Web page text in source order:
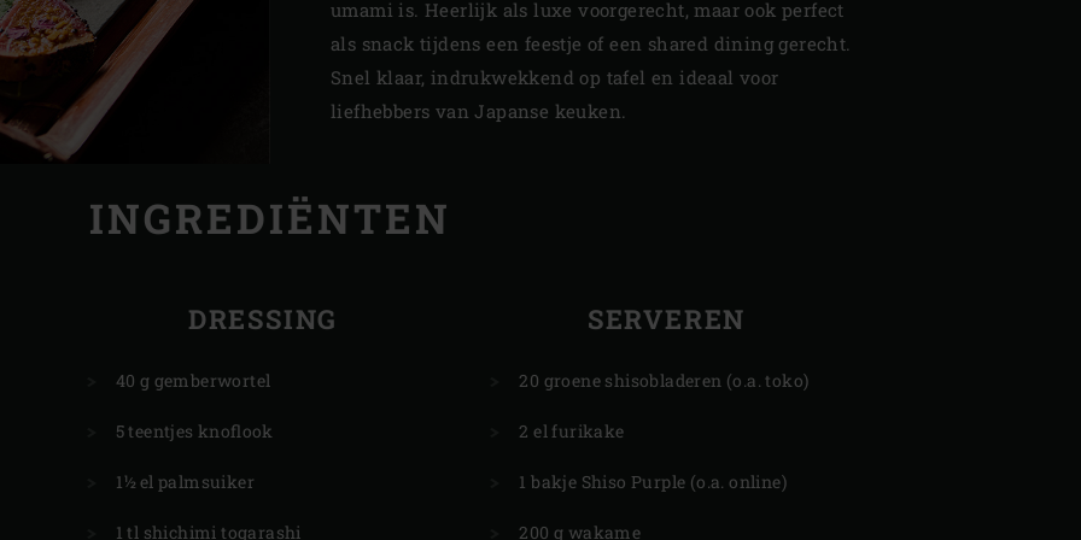
umami is. Heerlijk als luxe voorgerecht, maar ook perfect
als snack tijdens een feestje of een shared dining gerecht.
Snel klaar, indrukwekkend op tafel en ideaal voor
liefhebbers van Japanse keuken.
INGREDIËNTEN
DRESSING
40 g gemberwortel
5 teentjes knoflook
1½ el palmsuiker
1 tl shichimi togarashi
SERVEREN
20 groene shisobladeren (o.a. toko)
2 el furikake
1 bakje Shiso Purple (o.a. online)
200 g wakame